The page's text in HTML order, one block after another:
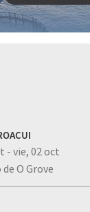
- vie, 02 oct
O Grove